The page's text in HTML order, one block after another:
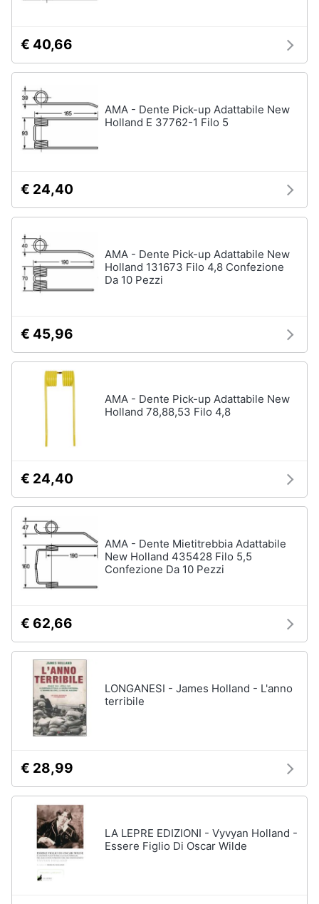
€ 40,66
AMA - Dente Pick-up Adattabile New
Holland E 37762-1 Filo 5
€ 24,40
AMA - Dente Pick-up Adattabile New
Holland 131673 Filo 4,8 Confezione
Da 10 Pezzi
€ 45,96
AMA - Dente Pick-up Adattabile New
Holland 78,88,53 Filo 4,8
€ 24,40
AMA - Dente Mietitrebbia Adattabile
New Holland 435428 Filo 5,5
Confezione Da 10 Pezzi
€ 62,66
LONGANESI - James Holland - L'anno
terribile
€ 28,99
LA LEPRE EDIZIONI - Vyvyan Holland -
Essere Figlio Di Oscar Wilde